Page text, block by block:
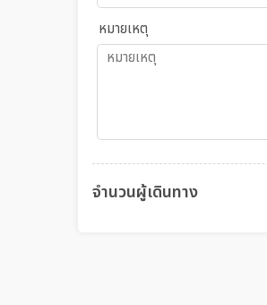
หมายเหตุ
จำนวนผู้เดินทาง